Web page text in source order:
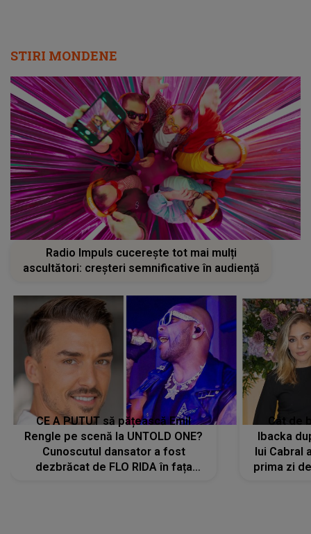
STIRI MONDENE
Radio Impuls cucerește tot mai mulți
ascultători: creșteri semnificative în audiență
CE A PUTUT să pățească Emil
Rengle pe scenă la UNTOLD ONE?
Cunoscutul dansator a fost
dezbrăcat de FLO RIDA în fața
Cât de
Ibacka
lui Cabral
prima zi